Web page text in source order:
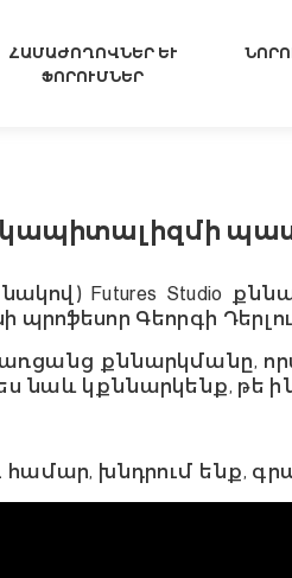
ՀԱՄԱԺՈՂՈՎՆԵՐ ԵՒ Ֆ
ՈՐՈՒՄՆԵՐ
կապիտալիզմի
Futures Studio
պրոֆեսոր Գեորգի
քննարկմանը,
նաև կքննարկենք, թե
խնդրում ենք,